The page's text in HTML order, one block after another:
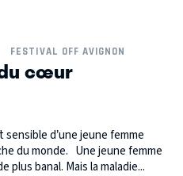
FESTIVAL OFF AVIGNON
cœur
d’une jeune femme
du monde. Une jeune femme
plus banal. Mais la maladie...